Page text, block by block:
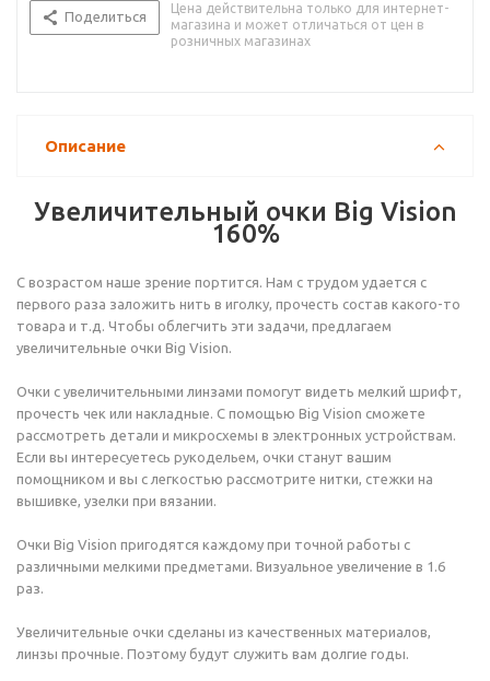
Поделиться
Цена действительна только для интернет-
магазина и может отличаться от цен в
розничных магазинах
Описание
Увеличительный очки Big Vision
160%
С возрастом наше зрение портится. Нам с трудом удается с
первого раза заложить нить в иголку, прочесть состав какого-то
товара и т.д. Чтобы облегчить эти задачи, предлагаем
увеличительные очки Big Vision.
Очки с увеличительными линзами помогут видеть мелкий шрифт,
прочесть чек или накладные. С помощью Big Vision сможете
рассмотреть детали и микросхемы в электронных устройствам.
Если вы интересуетесь рукодельем, очки станут вашим
помощником и вы с легкостью рассмотрите нитки, стежки на
вышивке, узелки при вязании.
Очки Big Vision пригодятся каждому при точной работы с
различными мелкими предметами. Визуальное увеличение в 1.6
раз.
Увеличительные очки сделаны из качественных материалов,
линзы прочные. Поэтому будут служить вам долгие годы.